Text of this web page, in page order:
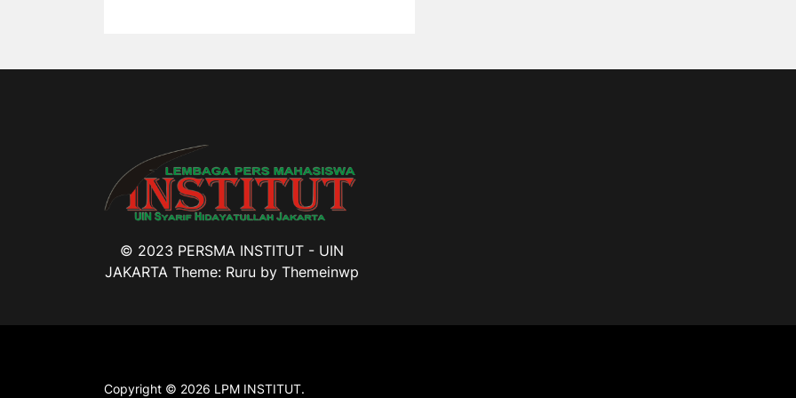
© 2023 PERSMA INSTITUT - UIN
JAKARTA Theme: Ruru by Themeinwp
Copyright © 2026 LPM INSTITUT.